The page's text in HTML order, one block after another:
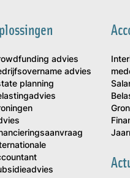
advies
advies
planning